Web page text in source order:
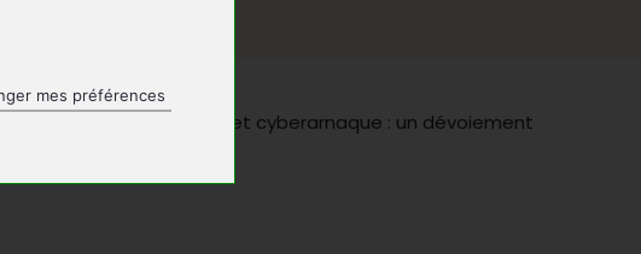
mes préférences